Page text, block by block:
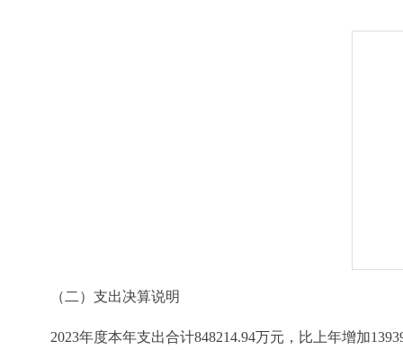
（二）支出决算说明
2023年度本年支出合计848214.94万元，比上年增加